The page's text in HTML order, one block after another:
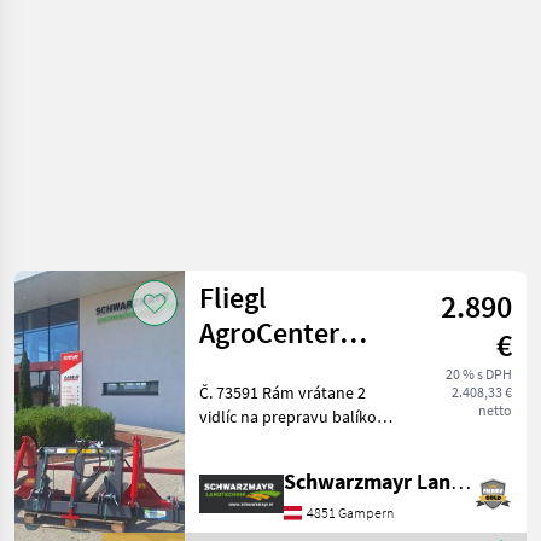
Fliegl
AgroCenter
TWIN
2.890
€
20 % s DPH
2.408,33 €
netto
Č. 73591 Rám vrátane 2
vidlíc na prepravu balíkov -
hydraulickým zdvihom pre
jednu vidlicu (vyžaduje sa
Schwarzmayr Landtechnik GmbH - Gampern
4851 Gampern